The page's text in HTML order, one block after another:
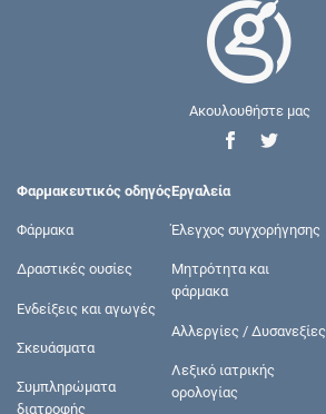
Ακουλουθήστε μας
Φαρμακευτικός οδηγός
Φάρμακα
Δραστικές ουσίες
Ενδείξεις και αγωγές
Σκευάσματα
Συμπληρώματα
διατροφής
Εργαλεία
Έλεγχος συγχορήγησης
Μητρότητα και
φάρμακα
Αλλεργίες / Δυσανεξίες
Λεξικό ιατρικής
ορολογίας